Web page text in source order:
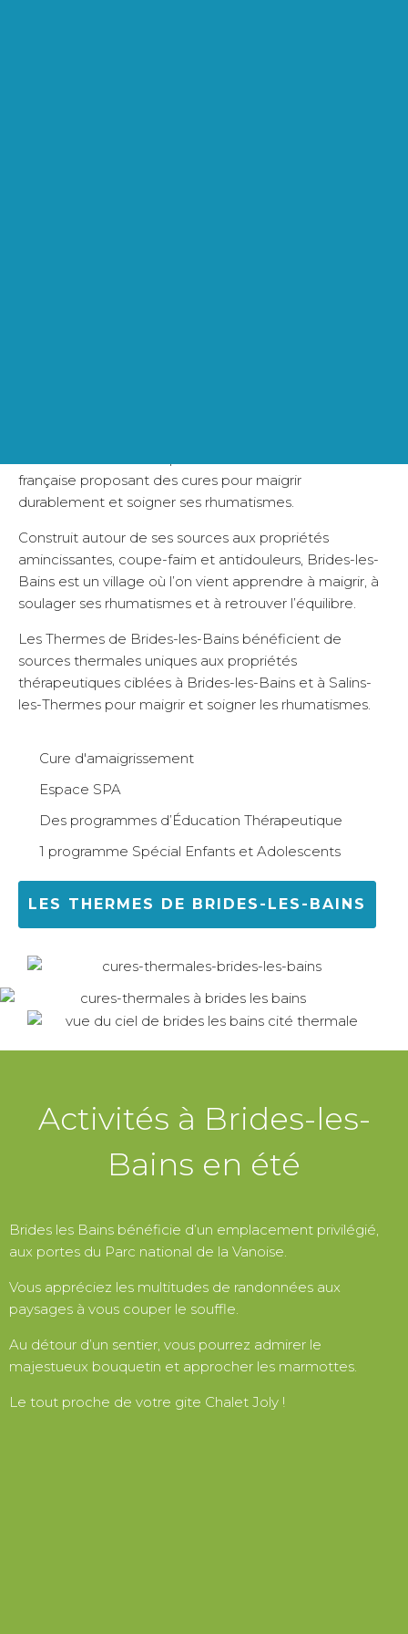
française proposant des cures pour maigrir
durablement et soigner ses rhumatismes.
Construit autour de ses sources aux propriétés
amincissantes, coupe-faim et antidouleurs, Brides-les-
Bains est un village où l’on vient apprendre à maigrir, à
soulager ses rhumatismes et à retrouver l’équilibre.
Les Thermes de Brides-les-Bains bénéficient de
sources thermales uniques aux propriétés
thérapeutiques ciblées à Brides-les-Bains et à Salins-
les-Thermes pour maigrir et soigner les rhumatismes.
Cure d'amaigrissement
Espace SPA
Des programmes d’Éducation Thérapeutique
1 programme Spécial Enfants et Adolescents
LES THERMES DE BRIDES-LES-BAINS
Activités à Brides-les-
Bains en été
Brides les Bains bénéficie d’un emplacement privilégié,
aux portes du Parc national de la Vanoise.
Vous appréciez les multitudes de randonnées aux
paysages à vous couper le souffle.
Au détour d’un sentier, vous pourrez admirer le
majestueux bouquetin et approcher les marmottes.
Le tout proche de votre gite Chalet Joly !